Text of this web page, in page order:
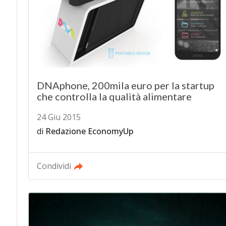
DNAphone, 200mila euro per la startup
che controlla la qualità alimentare
24 Giu 2015
di Redazione EconomyUp
Condividi